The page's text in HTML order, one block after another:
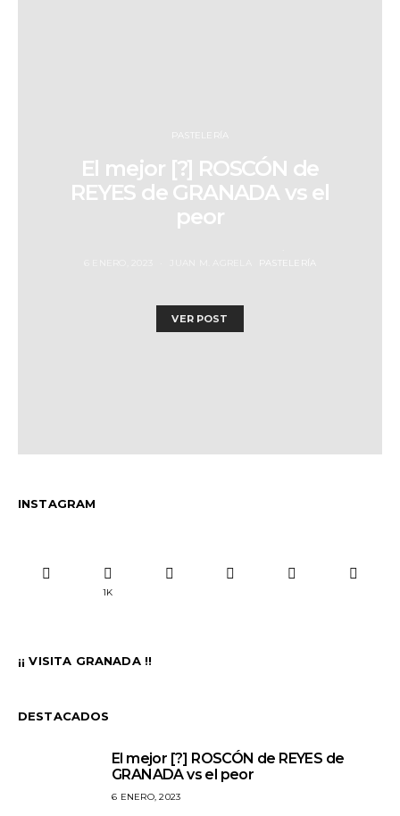
PASTELERÍA
El mejor [?] ROSCÓN de
REYES de GRANADA vs el
peor
PASTELERÍA
VER POST
INSTAGRAM
1K
¡¡ VISITA GRANADA !!
DESTACADOS
El mejor [?] ROSCÓN de REYES de
GRANADA vs el peor
6 ENERO, 2023